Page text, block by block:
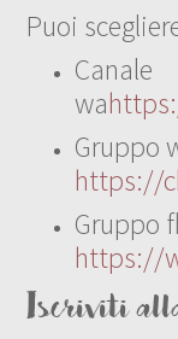
Puoi
Canale
wa
Gruppo
https://
Gruppo
https://
Iscriviti